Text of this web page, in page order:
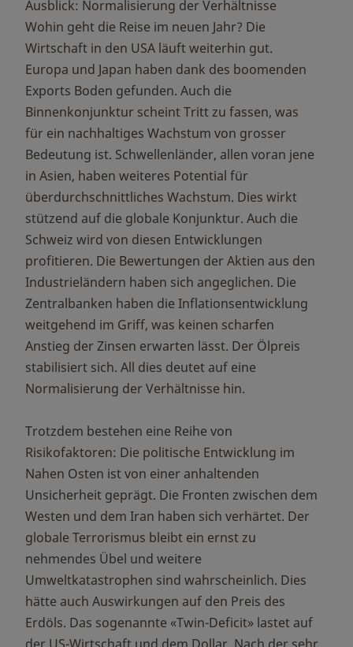
Ausblick: Normalisierung der Verhältnisse
Wohin geht die Reise im neuen Jahr? Die
Wirtschaft in den USA läuft weiterhin gut.
Europa und Japan haben dank des boomenden
Exports Boden gefunden. Auch die
Binnenkonjunktur scheint Tritt zu fassen, was
für ein nachhaltiges Wachstum von grosser
Bedeutung ist. Schwellenländer, allen voran jene
in Asien, haben weiteres Potential für
überdurchschnittliches Wachstum. Dies wirkt
stützend auf die globale Konjunktur. Auch die
Schweiz wird von diesen Entwicklungen
profitieren. Die Bewertungen der Aktien aus den
Industrieländern haben sich angeglichen. Die
Zentralbanken haben die Inflationsentwicklung
weitgehend im Griff, was keinen scharfen
Anstieg der Zinsen erwarten lässt. Der Ölpreis
stabilisiert sich. All dies deutet auf eine
Normalisierung der Verhältnisse hin.
Trotzdem bestehen eine Reihe von
Risikofaktoren: Die politische Entwicklung im
Nahen Osten ist von einer anhaltenden
Unsicherheit geprägt. Die Fronten zwischen dem
Westen und dem Iran haben sich verhärtet. Der
globale Terrorismus bleibt ein ernst zu
nehmendes Übel und weitere
Umweltkatastrophen sind wahrscheinlich. Dies
hätte auch Auswirkungen auf den Preis des
Erdöls. Das sogenannte «Twin-Deficit» lastet auf